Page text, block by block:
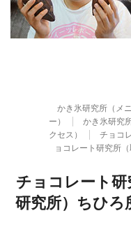
かき氷研究所（メニ
ー）
かき氷研究
クセス）
チョコ
ョコレート研究所
チョコレート
研究所）ちひろ